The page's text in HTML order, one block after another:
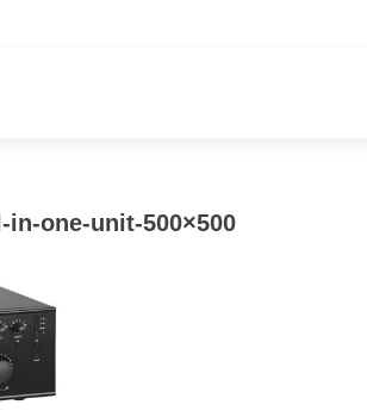
in-one-unit-500×500